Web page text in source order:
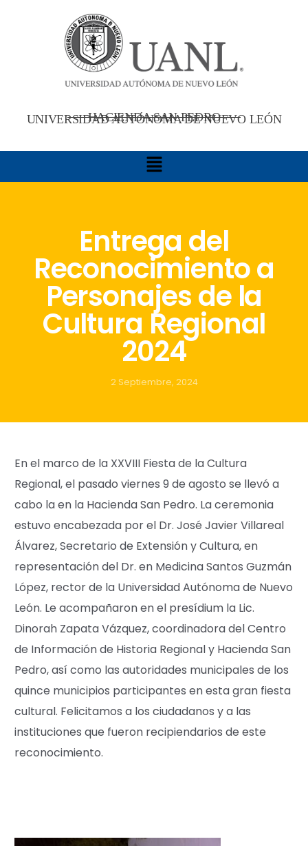
UNIVERSIDAD AUTÓNOMA DE NUEVO LEÓN
HACIENDA SAN PEDRO
Entrega del
Reconocimiento a
Personajes de la
Cultura Regional
2024
2 Septiembre, 2024
En el marco de la XXVIII Fiesta de la Cultura
Regional, el pasado viernes 9 de agosto se llevó a
cabo la en la Hacienda San Pedro. La ceremonia
estuvo encabezada por el Dr. José Javier Villareal
Álvarez, Secretario de Extensión y Cultura, en
representación del Dr. en Medicina Santos Guzmán
López, rector de la Universidad Autónoma de Nuevo
León. Le acompañaron en el presídium la Lic.
Dinorah Zapata Vázquez, coordinadora del Centro
de Información de Historia Regional y Hacienda San
Pedro, así como las autoridades municipales de los
quince municipios participantes en esta gran fiesta
cultural. Felicitamos a los ciudadanos y a las
instituciones que fueron recipiendarios de este
reconocimiento.